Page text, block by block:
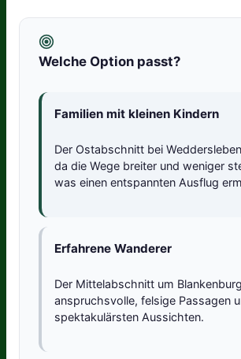
Welche Option passt?
Familien mit kleinen Kindern
Der Ostabschnitt bei
da die Wege breiter und weniger
was einen entspannten Ausflug
Erfahrene Wanderer
Der Mittelabschnitt um
anspruchsvolle, felsige Passagen
spektakulärsten Aussichten.